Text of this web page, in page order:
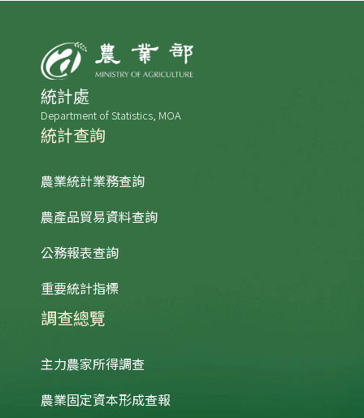
統計處
Department of Statistics, MOA
統計查詢
農業統計業務查詢
農產品貿易資料查詢
公務報表查詢
重要統計指標
調查總覽
主力農家所得調查
農業固定資本形成查報